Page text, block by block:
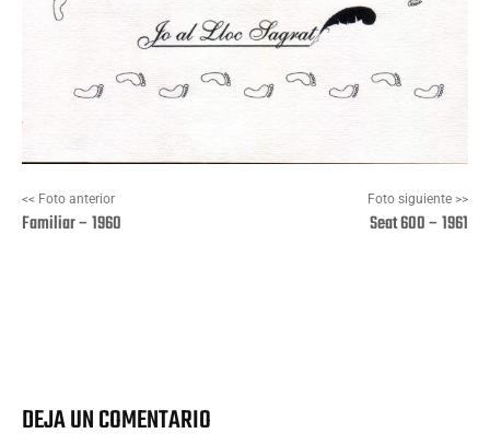
<< Foto anterior
Familiar – 1960
Foto siguiente >>
Seat 600 – 1961
DEJA UN COMENTARIO